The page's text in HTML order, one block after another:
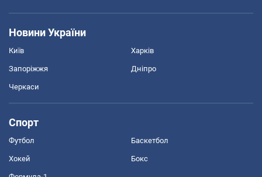
Новини України
Київ Харків
Запоріжжя Дніпро
Черкаси
Спорт
Футбол Баскетбол
Хокей Бокс